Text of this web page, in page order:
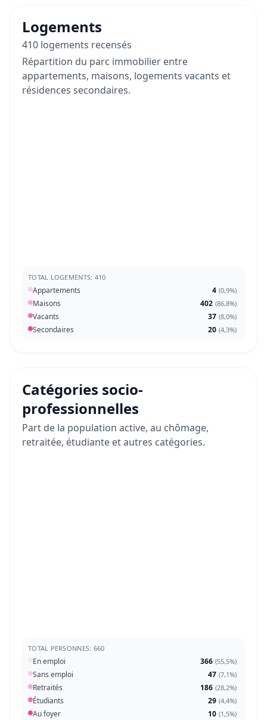
Logements
410 logements recensés
Répartition du parc immobilier entre
appartements, maisons, logements vacants et
résidences secondaires.
TOTAL LOGEMENTS: 410
Appartements 4 (0,9%)
Maisons 402 (86,8%)
Vacants 37 (8,0%)
Secondaires 20 (4,3%)
Catégories socio-
professionnelles
Part de la population active, au chômage,
retraitée, étudiante et autres catégories.
TOTAL PERSONNES: 660
En emploi 366 (55,5%)
Sans emploi 47 (7,1%)
Retraités 186 (28,2%)
Étudiants 29 (4,4%)
Au foyer 10 (1,5%)